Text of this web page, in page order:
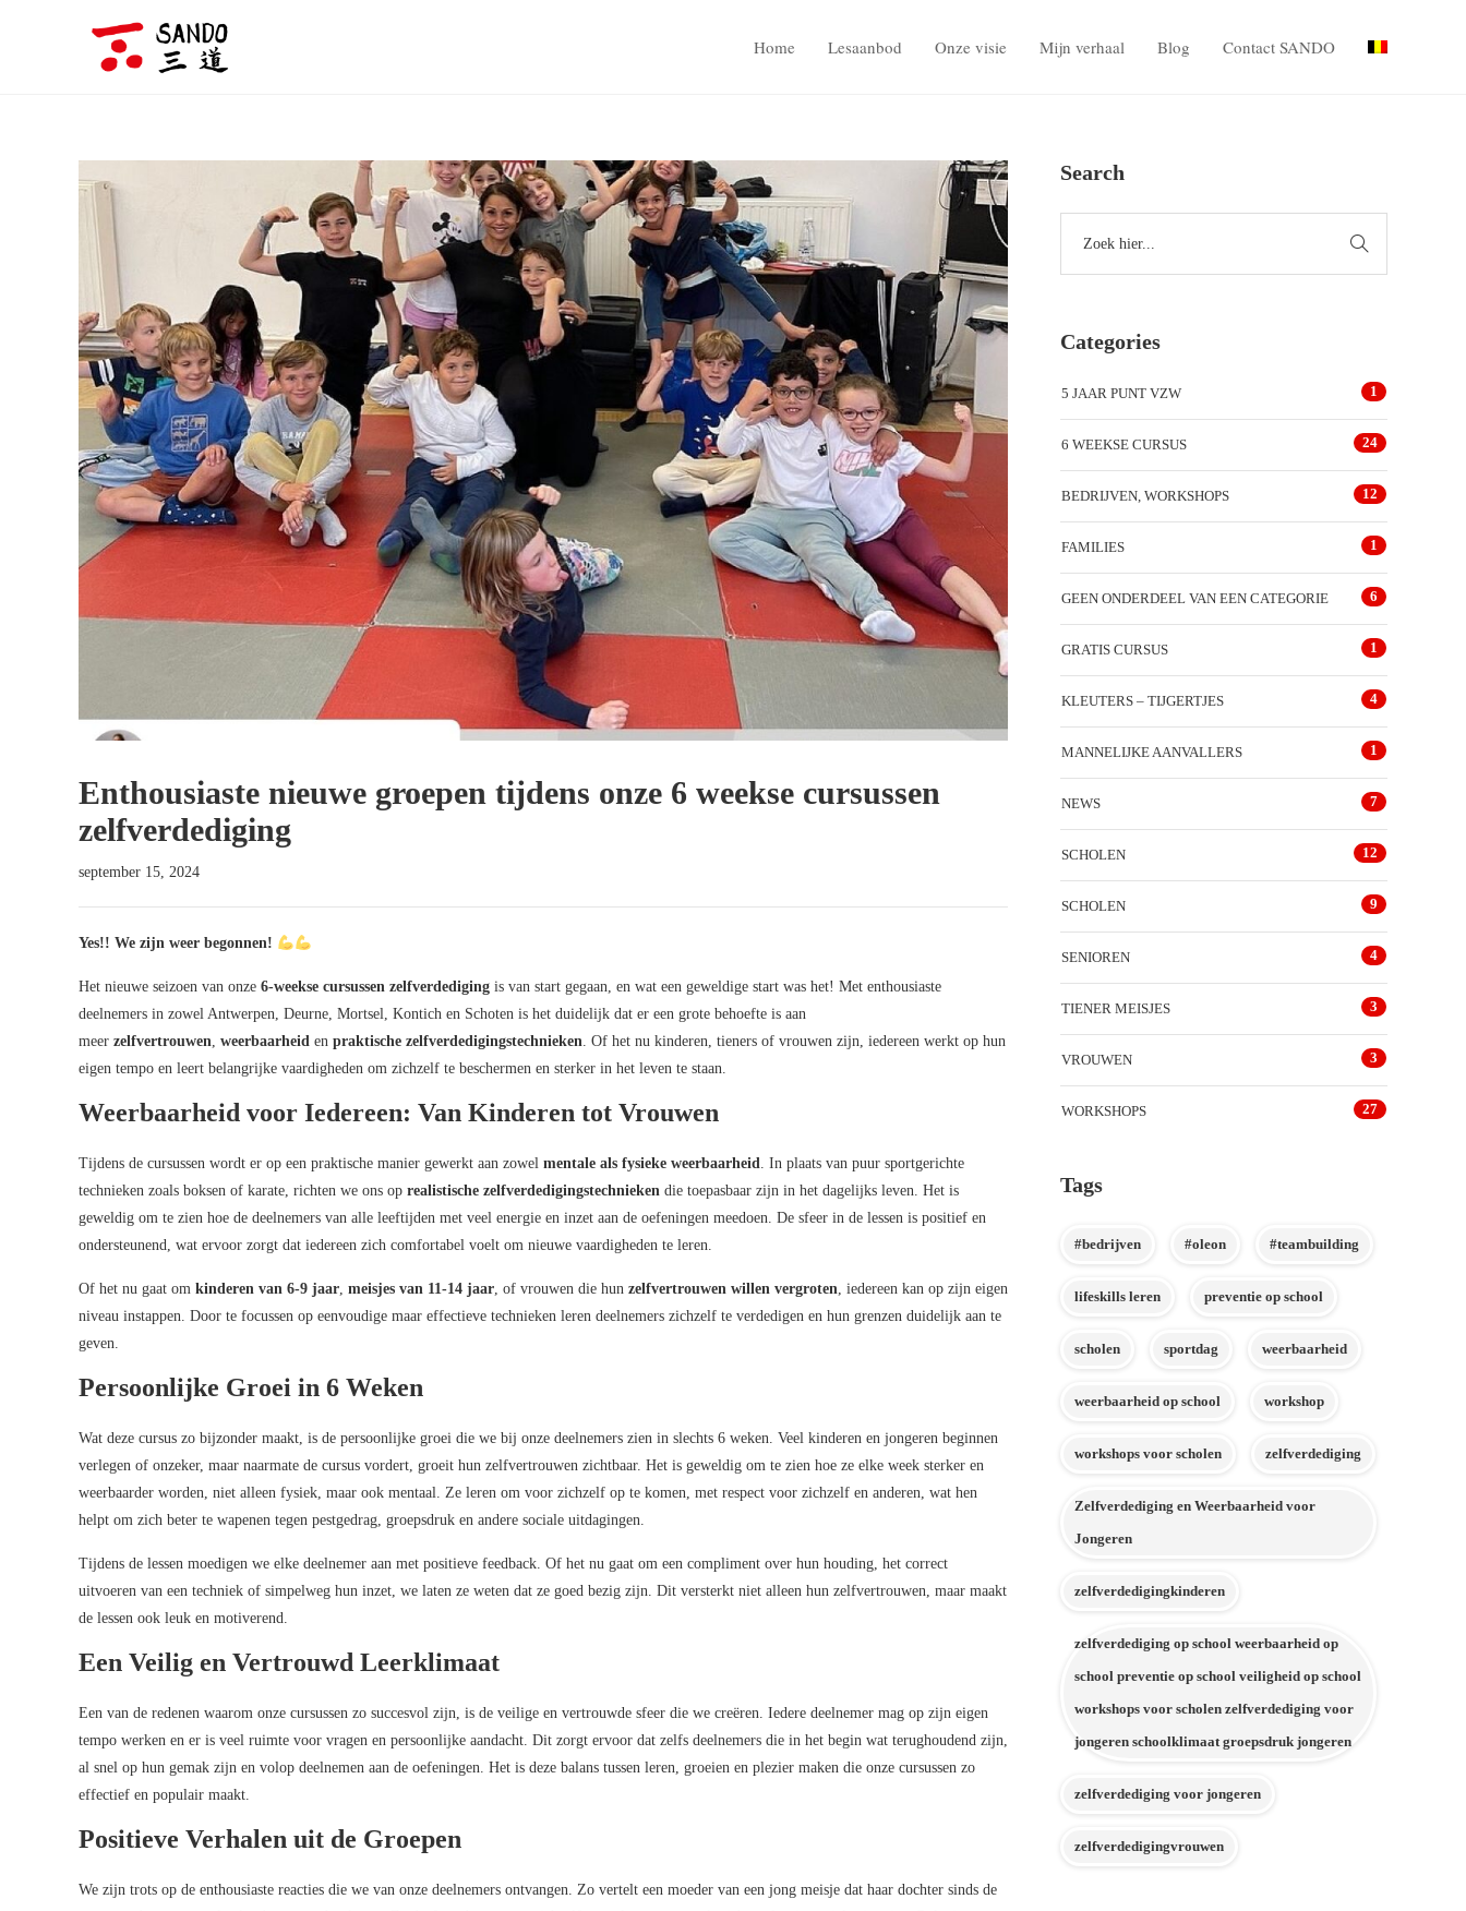
Home Lesaanbod Onze visie Mijn verhaal Blog Contact SANDO
Enthousiaste nieuwe groepen tijdens onze 6 weekse cursussen
zelfverdediging
september 15, 2024
Yes!! We zijn weer begonnen!
Het nieuwe seizoen van onze 6-weekse cursussen zelfverdediging is van start gegaan, en wat een geweldige start was het! Met enthousiaste
deelnemers in zowel Antwerpen, Deurne, Mortsel, Kontich en Schoten is het duidelijk dat er een grote behoefte is aan
meer zelfvertrouwen, weerbaarheid en praktische zelfverdedigingstechnieken. Of het nu kinderen, tieners of vrouwen zijn, iedereen werkt op hun
eigen tempo en leert belangrijke vaardigheden om zichzelf te beschermen en sterker in het leven te staan.
Weerbaarheid voor Iedereen: Van Kinderen tot Vrouwen
Tijdens de cursussen wordt er op een praktische manier gewerkt aan zowel mentale als fysieke weerbaarheid. In plaats van puur sportgerichte
technieken zoals boksen of karate, richten we ons op realistische zelfverdedigingstechnieken die toepasbaar zijn in het dagelijks leven. Het is
geweldig om te zien hoe de deelnemers van alle leeftijden met veel energie en inzet aan de oefeningen meedoen. De sfeer in de lessen is positief en
ondersteunend, wat ervoor zorgt dat iedereen zich comfortabel voelt om nieuwe vaardigheden te leren.
Of het nu gaat om kinderen van 6-9 jaar, meisjes van 11-14 jaar, of vrouwen die hun zelfvertrouwen willen vergroten, iedereen kan op zijn eigen
niveau instappen. Door te focussen op eenvoudige maar effectieve technieken leren deelnemers zichzelf te verdedigen en hun grenzen duidelijk aan te
geven.
Persoonlijke Groei in 6 Weken
Wat deze cursus zo bijzonder maakt, is de persoonlijke groei die we bij onze deelnemers zien in slechts 6 weken. Veel kinderen en jongeren beginnen
verlegen of onzeker, maar naarmate de cursus vordert, groeit hun zelfvertrouwen zichtbaar. Het is geweldig om te zien hoe ze elke week sterker en
weerbaarder worden, niet alleen fysiek, maar ook mentaal. Ze leren om voor zichzelf op te komen, met respect voor zichzelf en anderen, wat hen
helpt om zich beter te wapenen tegen pestgedrag, groepsdruk en andere sociale uitdagingen.
Tijdens de lessen moedigen we elke deelnemer aan met positieve feedback. Of het nu gaat om een compliment over hun houding, het correct
uitvoeren van een techniek of simpelweg hun inzet, we laten ze weten dat ze goed bezig zijn. Dit versterkt niet alleen hun zelfvertrouwen, maar maakt
de lessen ook leuk en motiverend.
Een Veilig en Vertrouwd Leerklimaat
Een van de redenen waarom onze cursussen zo succesvol zijn, is de veilige en vertrouwde sfeer die we creëren. Iedere deelnemer mag op zijn eigen
tempo werken en er is veel ruimte voor vragen en persoonlijke aandacht. Dit zorgt ervoor dat zelfs deelnemers die in het begin wat terughoudend zijn,
al snel op hun gemak zijn en volop deelnemen aan de oefeningen. Het is deze balans tussen leren, groeien en plezier maken die onze cursussen zo
effectief en populair maakt.
Positieve Verhalen uit de Groepen
We zijn trots op de enthousiaste reacties die we van onze deelnemers ontvangen. Zo vertelt een moeder van een jong meisje dat haar dochter sinds de
Search
Categories
5 JAAR PUNT VZW 1
6 WEEKSE CURSUS 24
BEDRIJVEN, WORKSHOPS 12
FAMILIES 1
GEEN ONDERDEEL VAN EEN CATEGORIE 6
GRATIS CURSUS 1
KLEUTERS – TIJGERTJES 4
MANNELIJKE AANVALLERS 1
NEWS 7
SCHOLEN 12
SCHOLEN 9
SENIOREN 4
TIENER MEISJES 3
VROUWEN 3
WORKSHOPS 27
Tags
#bedrijven #oleon #teambuilding
lifeskills leren preventie op school
scholen sportdag weerbaarheid
weerbaarheid op school workshop
workshops voor scholen zelfverdediging
Zelfverdediging en Weerbaarheid voor
Jongeren
zelfverdedigingkinderen
zelfverdediging op school weerbaarheid op
school preventie op school veiligheid op school
workshops voor scholen zelfverdediging voor
jongeren schoolklimaat groepsdruk jongeren
zelfverdediging voor jongeren
zelfverdedigingvrouwen